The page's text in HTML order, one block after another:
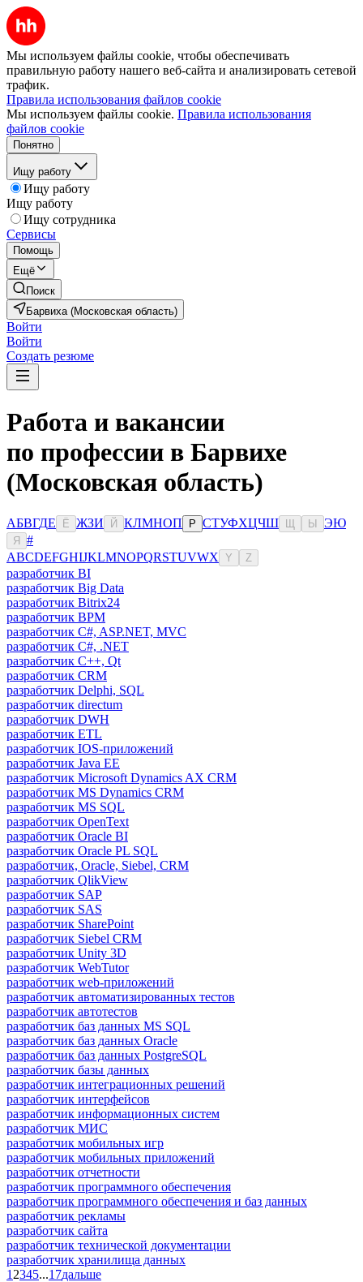
Мы используем файлы cookie, чтобы обеспечивать
правильную работу нашего веб-сайта и анализировать сетевой
трафик.
Правила использования файлов cookie
Мы используем файлы cookie. Правила использования
файлов cookie
Понятно
Ищу работу
Ищу работу
Ищу работу
Ищу сотрудника
Сервисы
Помощь
Ещё
Поиск
Барвиха (Московская область)
Войти
Войти
Создать резюме
Работа и вакансии
по профессии в Барвихе
(Московская область)
АБВГДЕ Ё ЖЗИ Й КЛМНОП Р СТУФХЦЧШ Ы ЭЮ
Я
#
ABCDEFGHIJKLMNOPQRSTUVWX Y Z
разработчик BI
разработчик Big Data
разработчик Bitrix24
разработчик BPM
разработчик C#, ASP.NET, MVC
разработчик C#, .NET
разработчик C++, Qt
разработчик CRM
разработчик Delphi, SQL
разработчик directum
разработчик DWH
разработчик ETL
разработчик IOS-приложений
разработчик Java ЕЕ
разработчик Microsoft Dynamics AX CRM
разработчик MS Dynamics CRM
разработчик MS SQL
разработчик OpenText
разработчик Oracle BI
разработчик Oracle PL SQL
разработчик, Oracle, Siebel, CRM
разработчик QlikView
разработчик SAP
разработчик SAS
разработчик SharePoint
разработчик Siebel CRM
разработчик Unity 3D
разработчик WebTutor
разработчик web-приложений
разработчик автоматизированных тестов
разработчик автотестов
разработчик баз данных MS SQL
разработчик баз данных Oracle
разработчик баз данных PostgreSQL
разработчик базы данных
разработчик интеграционных решений
разработчик интерфейсов
разработчик информационных систем
разработчик МИС
разработчик мобильных игр
разработчик мобильных приложений
разработчик отчетности
разработчик программного обеспечения
разработчик программного обеспечения и баз данных
разработчик рекламы
разработчик сайта
разработчик технической документации
разработчик хранилища данных
1 2345...17дальше